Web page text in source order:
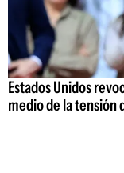
Estados Unidos
medio de la tensión